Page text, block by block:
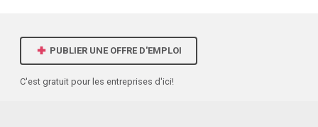
PUBLIER UNE OFFRE D'EMPLOI
C'est gratuit pour les entreprises d'ici!